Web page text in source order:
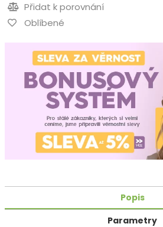
Přidat k porovnání
Oblíbené
Popis
Parametry